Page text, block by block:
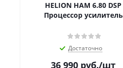
HELION HAM 6.80 DSP
Процессор усилитель
Достаточно
36 990 руб./шт